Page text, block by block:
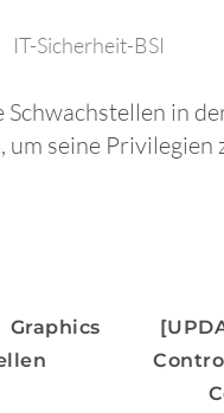
IT-Sicherheit-BSI
in
seine